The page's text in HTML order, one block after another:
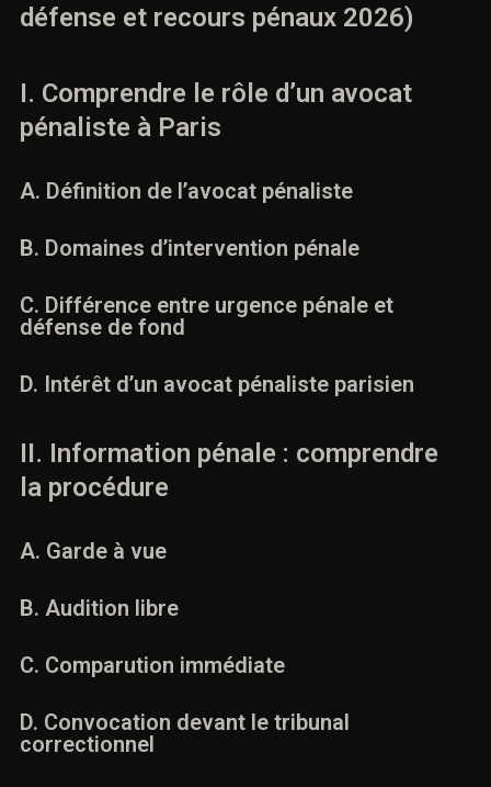
défense et recours pénaux 2026)
I. Comprendre le rôle d’un avocat
pénaliste à Paris
A. Définition de l’avocat pénaliste
B. Domaines d’intervention pénale
C. Différence entre urgence pénale et
défense de fond
D. Intérêt d’un avocat pénaliste parisien
II. Information pénale : comprendre
la procédure
A. Garde à vue
B. Audition libre
C. Comparution immédiate
D. Convocation devant le tribunal
correctionnel